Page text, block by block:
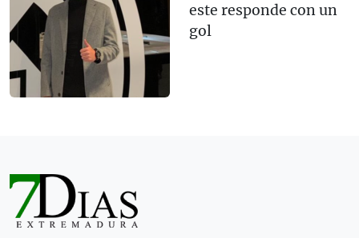
este responde con un
gol